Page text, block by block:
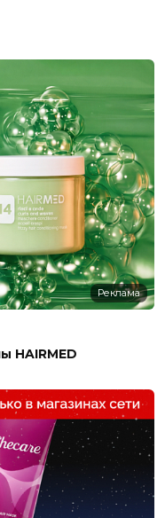
Реклама
HAIRMED